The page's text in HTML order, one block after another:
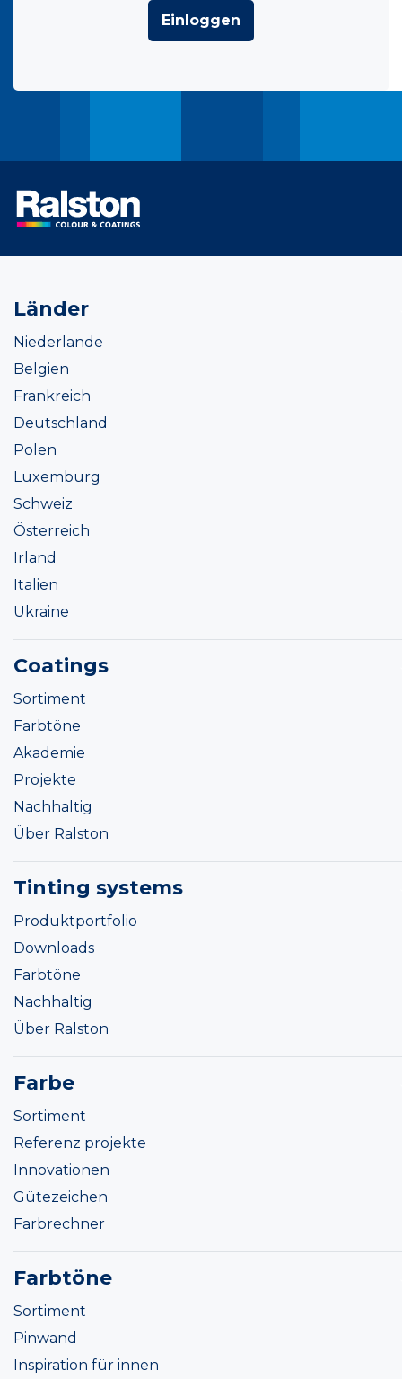
Einloggen
Länder
Niederlande
Belgien
Frankreich
Deutschland
Polen
Luxemburg
Schweiz
Österreich
Irland
Italien
Ukraine
Coatings
Sortiment
Farbtöne
Akademie
Projekte
Nachhaltig
Über Ralston
Tinting systems
Produktportfolio
Downloads
Farbtöne
Nachhaltig
Über Ralston
Farbe
Sortiment
Referenz projekte
Innovationen
Gütezeichen
Farbrechner
Farbtöne
Sortiment
Pinwand
Inspiration für innen